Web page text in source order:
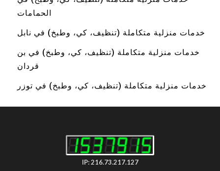
الحمامات
خدمات منزلية متكاملة (تنظيف، كي، وطبخ) في نابل
خدمات منزلية متكاملة (تنظيف، كي، وطبخ) في بن
قردان
خدمات منزلية متكاملة (تنظيف، كي، وطبخ) في توزر
IP: 216.73.217.127